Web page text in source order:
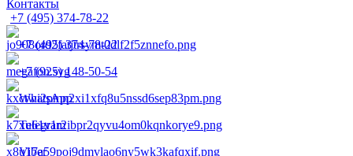
Контакты
+7 (495) 374-78-22
+7 (495) 374-78-22
+7 (925) 148-50-54
WhatsApp
Telegram
Viber